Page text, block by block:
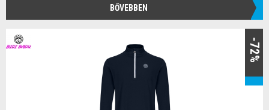
BŐVEBBEN
-72%